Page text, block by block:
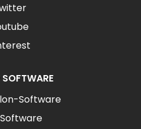
SOFTWARE
Software